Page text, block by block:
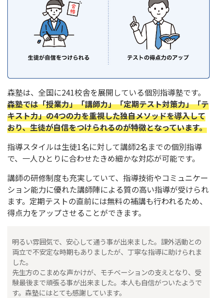
森塾は、全国に241校舎を展開している個別指導塾です。
森塾では「授業力」「講師力」「定期テスト対策力」「テ
キスト力」の4つの力を重視した独自メソッドを導入して
おり、生徒が自信をつけられるのが特徴となっています。
指導スタイルは生徒1名に対して講師2名までの個別指導
で、一人ひとりに合わせたきめ細かな対応が可能です。
講師の研修制度も充実していて、指導技術やコミュニケー
ション能力に優れた講師陣による質の高い指導が受けられ
ます。定期テストの直前には無料の補講も行われるため、
得点力をアップさせることができます。
明るい雰囲気で、安心して通う事が出来ました。課外活動との
両立で不安定な時期もありましたが、丁寧な指導に助けられま
した。
先生方のこまめな声かけが、モチベーションの支えとなり、受
験最後まで頑張る事が出来ました。本人も自信がついたようで
す。森塾にはとても感謝しています。